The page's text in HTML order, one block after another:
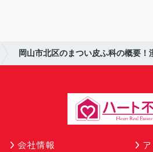
岡山市北区のまつい皮ふ科の概要
会社情報